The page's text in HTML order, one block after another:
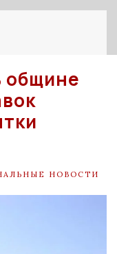
общине
НОВОСТИ